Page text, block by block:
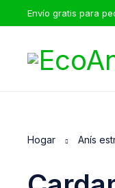
Envío gratis para
Hogar Anís